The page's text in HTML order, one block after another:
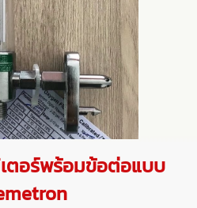
ตอร์พร้อมข้อต่อแบบ